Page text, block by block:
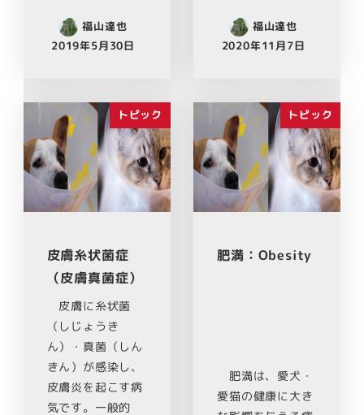
福山達也
2019年5月30日
福山達也
2020年11月7日
トピック
皮膚糸状菌症
（皮膚真菌症）
皮膚に糸状菌
（しじょうき
ん）・真菌（しん
きん）が感染し、
皮膚炎を起こす病
気です。一般的
トピック
肥満：Obesity
肥満は、愛犬・
愛猫の健康に大き